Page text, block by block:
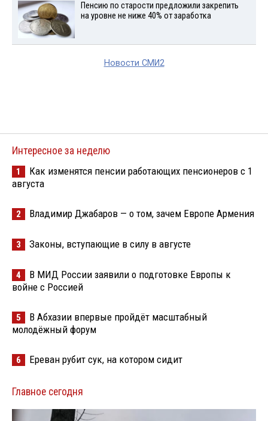
Пенсию по старости предложили закрепить
на уровне не ниже 40% от заработка
Новости СМИ2
Интересное за неделю
1
Как изменятся пенсии работающих пенсионеров с 1
августа
2 Владимир Джабаров — о том, зачем Европе Армения
3 Законы, вступающие в силу в августе
4
В МИД России заявили о подготовке Европы к
войне с Россией
5
В Абхазии впервые пройдёт масштабный
молодёжный форум
6 Ереван рубит сук, на котором сидит
Главное сегодня